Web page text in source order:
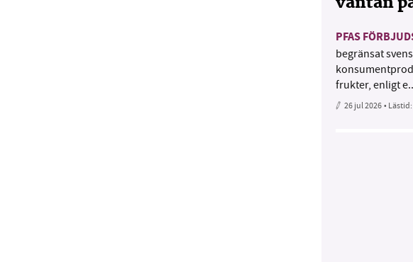
PFAS
begränsat
frukter, enligt
26 jul 2026• Lästid: